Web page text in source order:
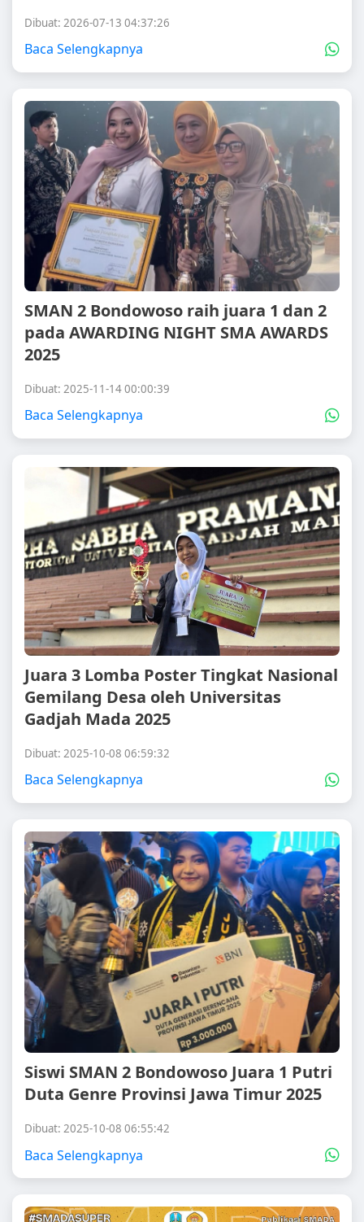
Dibuat: 2026-07-13 04:37:26
Baca Selengkapnya
SMAN 2 Bondowoso raih juara 1 dan 2
pada AWARDING NIGHT SMA AWARDS
2025
Dibuat: 2025-11-14 00:00:39
Baca Selengkapnya
Juara 3 Lomba Poster Tingkat Nasional
Gemilang Desa oleh Universitas
Gadjah Mada 2025
Dibuat: 2025-10-08 06:59:32
Baca Selengkapnya
Siswi SMAN 2 Bondowoso Juara 1 Putri
Duta Genre Provinsi Jawa Timur 2025
Dibuat: 2025-10-08 06:55:42
Baca Selengkapnya